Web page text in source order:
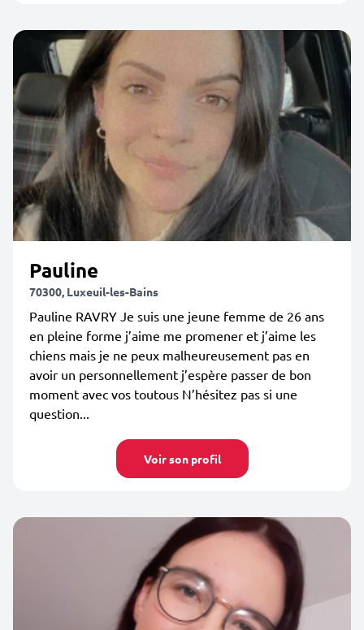
Pauline
70300, Luxeuil-les-Bains
Pauline RAVRY Je suis une jeune femme de 26 ans
en pleine forme j’aime me promener et j’aime les
chiens mais je ne peux malheureusement pas en
avoir un personnellement j’espère passer de bon
moment avec vos toutous N’hésitez pas si une
question...
Voir son profil